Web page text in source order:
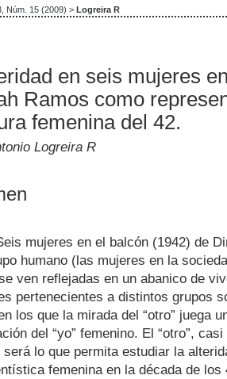
Núm. 15 (2009) > Logreira R
en seis mujeres
Ramos como
femenina del 42.
Logreira R
mujeres en el balcón (1942) de
humano (las mujeres en la
ven reflejadas en un abanico de
pertenecientes a distintos grupos
los que la mirada del “otro” juega
del “yo” femenino. El “otro”,
será lo que permita estudiar la
femenina en la década de